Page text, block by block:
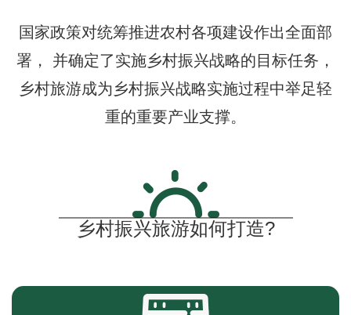
国家政策对统筹推进农村各项建设作出全面部
署， 并确定了实施乡村振兴战略的目标任务，
乡村旅游成为乡村振兴战略实施过程中举足轻
重的重要产业支撑。
乡村振兴旅游如何打造?